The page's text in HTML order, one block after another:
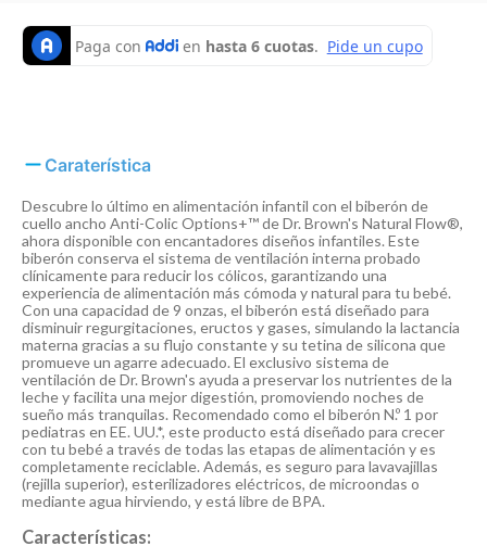
Caraterística
Descubre lo último en alimentación infantil con el biberón de
cuello ancho Anti-Colic Options+™ de Dr. Brown's Natural Flow®,
ahora disponible con encantadores diseños infantiles. Este
biberón conserva el sistema de ventilación interna probado
clínicamente para reducir los cólicos, garantizando una
experiencia de alimentación más cómoda y natural para tu bebé.
Con una capacidad de 9 onzas, el biberón está diseñado para
disminuir regurgitaciones, eructos y gases, simulando la lactancia
materna gracias a su flujo constante y su tetina de silicona que
promueve un agarre adecuado. El exclusivo sistema de
ventilación de Dr. Brown's ayuda a preservar los nutrientes de la
leche y facilita una mejor digestión, promoviendo noches de
sueño más tranquilas. Recomendado como el biberón N.º 1 por
pediatras en EE. UU.*, este producto está diseñado para crecer
con tu bebé a través de todas las etapas de alimentación y es
completamente reciclable. Además, es seguro para lavavajillas
(rejilla superior), esterilizadores eléctricos, de microondas o
mediante agua hirviendo, y está libre de BPA.
Características: